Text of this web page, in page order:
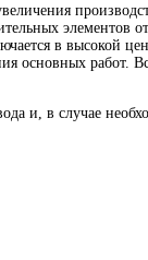
в высокой
основных работ.
и, в случае